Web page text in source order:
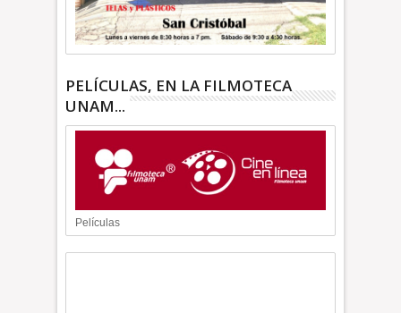
PELÍCULAS, EN LA FILMOTECA
UNAM...
Películas